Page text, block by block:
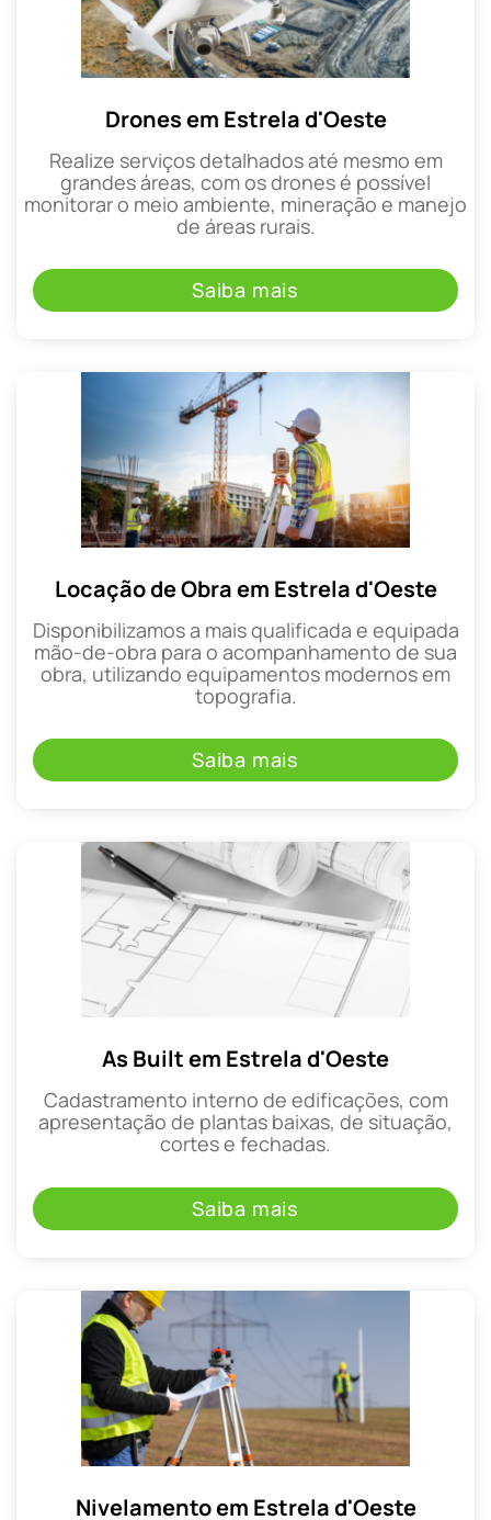
Drones em Estrela d'Oeste
Realize serviços detalhados até mesmo em
grandes áreas, com os drones é possível
monitorar o meio ambiente, mineração e manejo
de áreas rurais.
Saiba mais
Locação de Obra em Estrela d'Oeste
Disponibilizamos a mais qualificada e equipada
mão-de-obra para o acompanhamento de sua
obra, utilizando equipamentos modernos em
topografia.
Saiba mais
As Built em Estrela d'Oeste
Cadastramento interno de edificações, com
apresentação de plantas baixas, de situação,
cortes e fechadas.
Saiba mais
Nivelamento em Estrela d'Oeste